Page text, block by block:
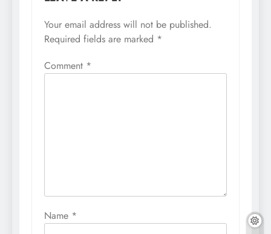
Your email address will not be published.
Required fields are marked *
Comment *
Name *